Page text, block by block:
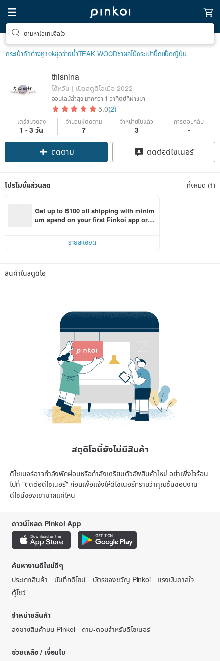
ตามหาไอเทมฮีลใจ
กระเป๋าถักต่างหู10kชุดว่ายน้ำTEAK WOODชาผลไม้กระเป๋าปิ๊กแป๊กญี่ปุ่น
thisnina
ไต้หวัน | เปิดสตูดิโอเมื่อ 2022
ออนไลน์ล่าสุด มากกว่า 1 อาทิตย์ที่ผ่านมา
5.0(2)
เตรียมจัดส่ง
1 - 3 วัน
จำนวนผู้ติดตาม
7
จำหน่ายไปแล้ว
3
การตอบกลับ
-
ติดตาม ติดต่อดีไซเนอร์
โปรโมชั่นส่วนลด ทั้งหมด (1)
Get up to ฿100 off shipping with minim
um spend on your first Pinkoi app orde
รายละเอียด
สินค้าในสตูดิโอ
สตูดิโอนี้ยังไม่มีสินค้า
ดีไซเนอร์อาจกำลังพักผ่อนหรือกำลังเตรียมตัวอัพสินค้าใหม่ อย่าเพิ่งใจร้อน
ไปที่ "ติดต่อดีไซเนอร์" ก่อนเพื่อแจ้งให้ดีไซเนอร์ทราบว่าคุณชื่นชอบงาน
ดีไซน์ของเขามากแค่ไหน
ดาวน์โหลด Pinkoi App
ค้นหางานดีไซน์ดีๆ
ประเภทสินค้า
บันทึกดีไซน์ บัตรของขวัญ Pinkoi
แรงบันดาลใจ
ตู้โชว์
จำหน่ายสินค้า
ลงขายสินค้าบน Pinkoi
ถาม-ตอบสำหรับดีไซเนอร์
ช่วยเหลือ / เงื่อนไข